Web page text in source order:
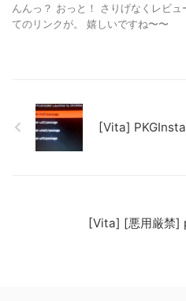
んんっ？ おっと！ さりげなくレビュ
てのリンクが。 嬉しいですね〜〜
[Vita]
[Vita] [悪用厳禁]